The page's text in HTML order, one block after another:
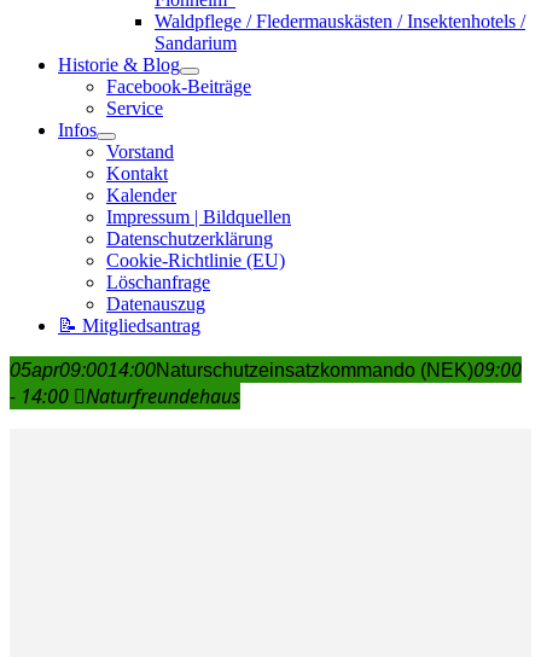
Waldpflege / Fledermauskästen / Insektenhotels /
Sandarium
Historie & Blog
Facebook-Beiträge
Service
Infos
Vorstand
Kontakt
Kalender
Impressum | Bildquellen
Datenschutzerklärung
Cookie-Richtlinie (EU)
Löschanfrage
Datenauszug
📝 Mitgliedsantrag
05apr09:0014:00Naturschutzeinsatzkommando (NEK)09:00
- 14:00
Naturfreundehaus